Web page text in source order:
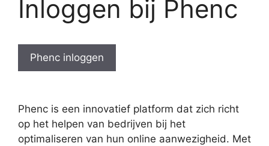
Inloggen bij Phenc
Phenc inloggen
Phenc is een innovatief platform dat zich richt
op het helpen van bedrijven bij het
optimaliseren van hun online aanwezigheid. Met